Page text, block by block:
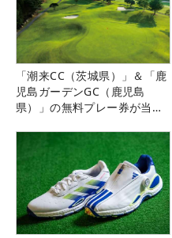
「潮来CC（茨城県）」＆「鹿
児島ガーデンGC（鹿児島
県）」の無料プレー券が当た